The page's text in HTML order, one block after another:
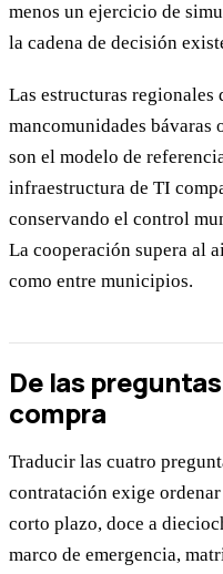
menos un ejercicio de
la cadena de decisión
Las estructuras
mancomunidades bávaras
son el modelo de
infraestructura de TI
conservando el control
La cooperación supera al
como entre municipios.
De las
compra
Traducir las cuatro
contratación exige
corto plazo, doce a
marco de emergencia,